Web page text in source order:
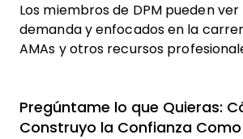
Los miembros de DPM pueden
demanda y enfocados en la
AMAs y otros recursos
Pregúntame lo que Quieras:
Construyo la Confianza